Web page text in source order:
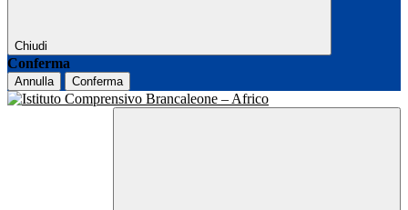
Chiudi
Conferma
Annulla Conferma